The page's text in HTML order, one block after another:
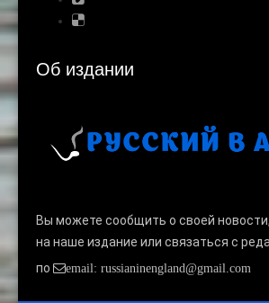
Об издании
Вы можете сообщить о своей
на наше издание или связаться с
по
email: russianinengland@gmail.com